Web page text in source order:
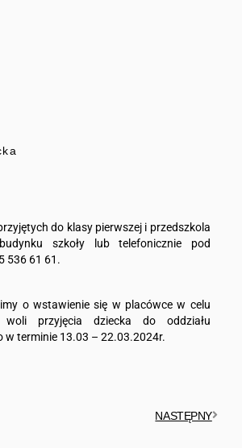
do klasy pierwszej i przedszkola
szkoły lub telefonicznie pod
536 61 61.
o wstawienie się w placówce w celu
woli przyjęcia dziecka do oddziału
w terminie 13.03 – 22.03.2024r.
NASTĘPNY